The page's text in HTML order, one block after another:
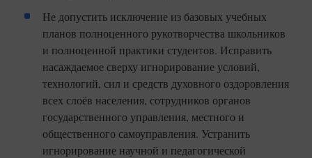
Не допустить исключение из базовых учебных
планов полноценного рукотворчества школьников
и полноценной практики студентов. Исправить
насаждаемое сверху игнорирование условий,
технологий, сил и средств духовного оздоровления
всех слоёв населения, сотрудников органов
государственного управления, местного и
общественного самоуправления. Устранить
игнорирование научной и педагогической